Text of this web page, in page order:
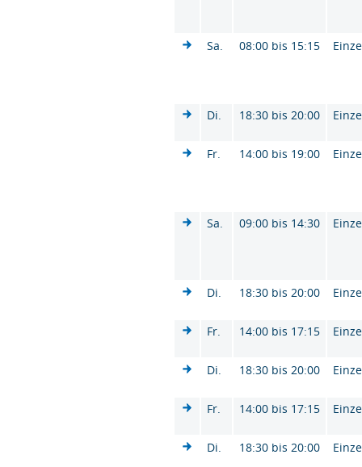
Sa. 08:00 bis 15:15
Di. 18:30 bis 20:00
Fr. 14:00 bis 19:00
Sa. 09:00 bis 14:30
Di. 18:30 bis 20:00
Fr. 14:00 bis 17:15
Di. 18:30 bis 20:00
Fr. 14:00 bis 17:15
Di. 18:30 bis 20:00